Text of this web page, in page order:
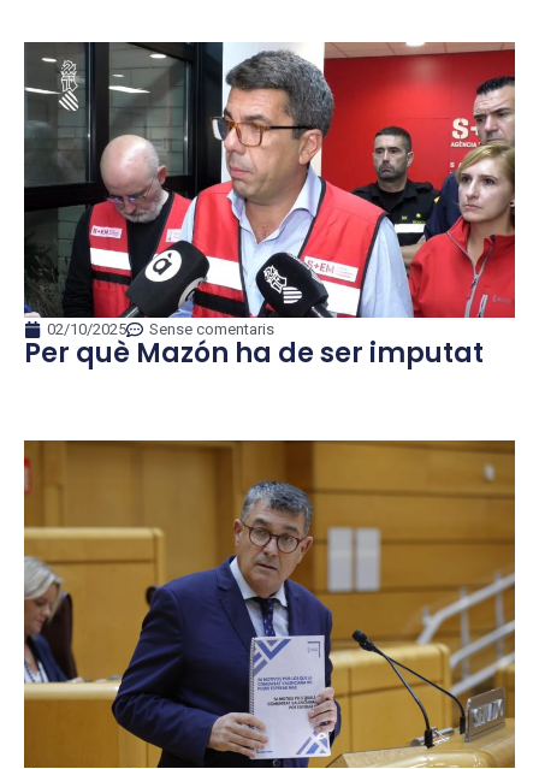
02/10/2025 Sense comentaris
Per què Mazón ha de ser imputat